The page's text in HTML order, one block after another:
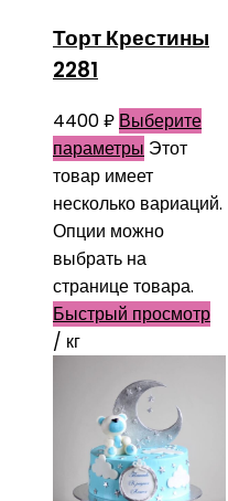
Торт Крестины
2281
4400₽ Выберите
параметры Этот
товар имеет
несколько вариаций.
Опции можно
выбрать на
странице товара.
Быстрый просмотр
/ кг